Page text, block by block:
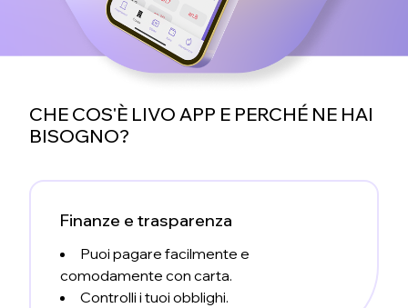
CHE COS'È LIVO APP E PERCHÉ NE HAI
BISOGNO?
Finanze e trasparenza
Puoi pagare facilmente e
comodamente con carta.
Controlli i tuoi obblighi.